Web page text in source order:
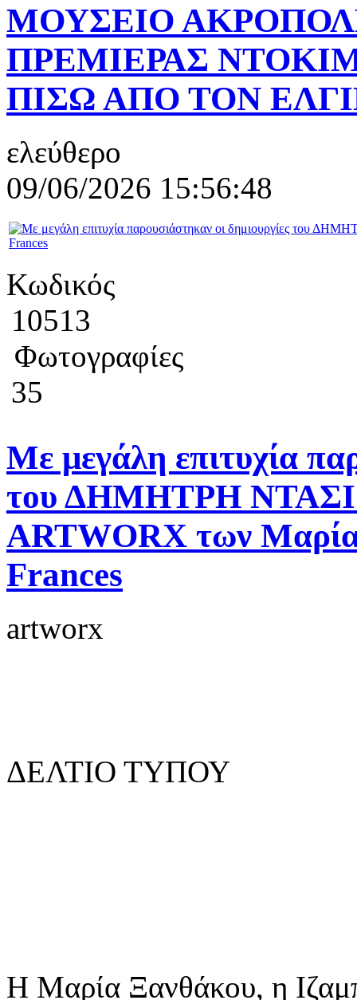
ΜΟΥΣΕΙΟ
ΠΡΕΜΙΕΡΑΣ
ΠΙΣΩ ΑΠΟ ΤΟΝ
ελεύθερο
09/06/2026 15:56:48
Κωδικός
10513
Φωτογραφίες
35
Mε μεγάλη επιτυχία
του ΔΗΜΗΤΡΗ
ARTWORX των Μαρία
Frances
artworx
ΔΕΛΤΙΟ ΤΥΠΟΥ
Η Μαρία Ξανθάκου, η